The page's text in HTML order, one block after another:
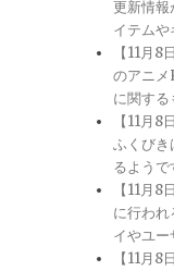
更新情報
イテム
【11月
のアニメ
に関する
【11月
ふくびき
るよう
【11月
に行わ
イやユ
【11月